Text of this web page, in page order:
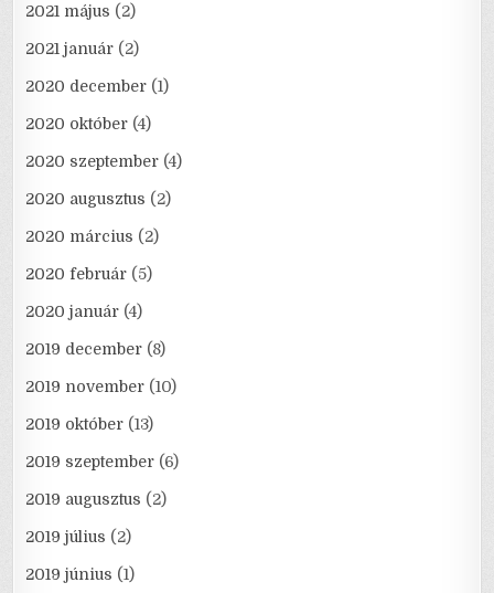
2021 május (2)
2021 január (2)
2020 december (1)
2020 október (4)
2020 szeptember (4)
2020 augusztus (2)
2020 március (2)
2020 február (5)
2020 január (4)
2019 december (8)
2019 november (10)
2019 október (13)
2019 szeptember (6)
2019 augusztus (2)
2019 július (2)
2019 június (1)